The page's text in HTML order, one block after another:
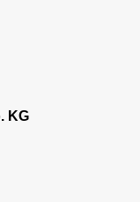
KG